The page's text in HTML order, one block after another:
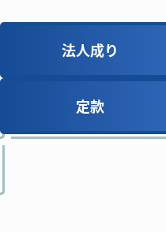
法人成り
法人成り
定款
定款